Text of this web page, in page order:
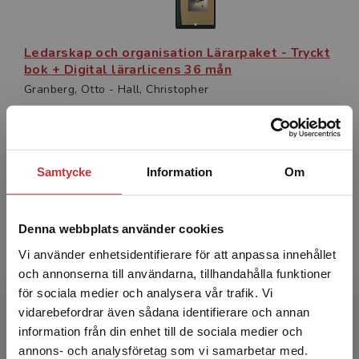
Samtycke Information Om
Denna webbplats använder cookies
Vi använder enhetsidentifierare för att anpassa innehållet
och annonserna till användarna, tillhandahålla funktioner
för sociala medier och analysera vår trafik. Vi
vidarebefordrar även sådana identifierare och annan
information från din enhet till de sociala medier och
annons- och analysföretag som vi samarbetar med.
Begränsad fraktregion
Ledarskap och organisation Lärarpaket - Tryckt
bok + Digital lärarlicens 36 mån
Granberg, Otto - Hall, Christopher
Författare
Christopher Hall